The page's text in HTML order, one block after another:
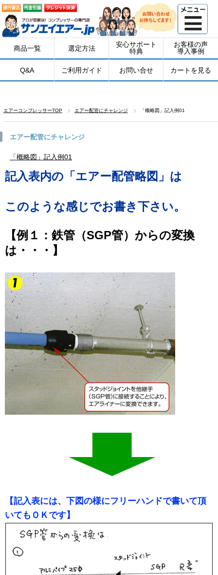
商品一覧 選定方法
安心サポート
特典
お客様の声
導入事例
Q&A ご利用ガイド お問い合せ カートを見る
エアーコンプレッサーTOP エアー配管にチャレンジ 「概略図」記入例01
エアー配管にチャレンジ
「概略図」記入例01
記入表内の「エアー配管略図」は
このような感じでお書き下さい。
【例１：鉄管（SGP管）からの変換
は・・・】
【記入表には、下図の様にフリーハンドで書いて頂
いてもＯＫです】